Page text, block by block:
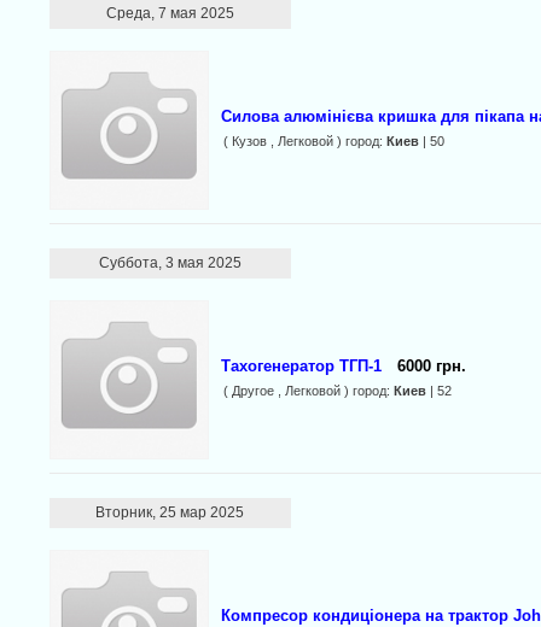
Среда, 7 мая 2025
Силова алюмінієва кришка для пікапа
( Кузов , Легковой ) город: Киев| 50
Суббота, 3 мая 2025
Тахогенератор ТГП-1 6000 грн.
( Другое , Легковой ) город: Киев| 52
Вторник, 25 мар 2025
Компресор кондиціонера на трактор